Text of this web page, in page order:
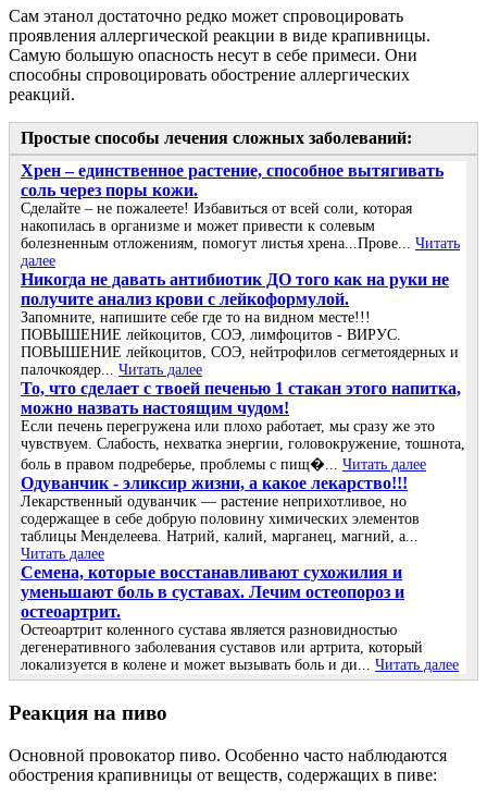
Сам этанол достаточно редко может спровоцировать
проявления аллергической реакции в виде крапивницы.
Самую большую опасность несут в себе примеси. Они
способны спровоцировать обострение аллергических
реакций.
Простые способы лечения сложных заболеваний:
Хрен – единственное растение, способное вытягивать
соль через поры кожи.
Сделайте – не пожалеете! Избавиться от всей соли, которая
накопилась в организме и может привести к солевым
болезненным отложениям, помогут листья хрена...Прове... Читать
далее
Никогда не давать антибиотик ДО того как на руки не
получите анализ крови с лейкоформулой.
Запомните, напишите себе где то на видном месте!!!
ПОВЫШЕНИЕ лейкоцитов, СОЭ, лимфоцитов - ВИРУС.
ПОВЫШЕНИЕ лейкоцитов, СОЭ, нейтрофилов сегметоядерных и
палочкоядер... Читать далее
То, что сделает с твоей печенью 1 стакан этого напитка,
можно назвать настоящим чудом!
Если печень перегружена или плохо работает, мы сразу же это
чувствуем. Слабость, нехватка энергии, головокружение, тошнота,
боль в правом подреберье, проблемы с пищ�... Читать далее
Одуванчик - эликсир жизни, а какое лекарство!!!
Лекарственный одуванчик — растение неприхотливое, но
содержащее в себе добрую половину химических элементов
таблицы Менделеева. Натрий, калий, марганец, магний, а...
Читать далее
Семена, которые восстанавливают сухожилия и
уменьшают боль в суставах. Лечим остеопороз и
остеоартрит.
Остеоартрит коленного сустава является разновидностью
дегенеративного заболевания суставов или артрита, который
локализуется в колене и может вызывать боль и ди... Читать далее
Реакция на пиво
Основной провокатор пиво. Особенно часто наблюдаются
обострения крапивницы от веществ, содержащих в пиве: